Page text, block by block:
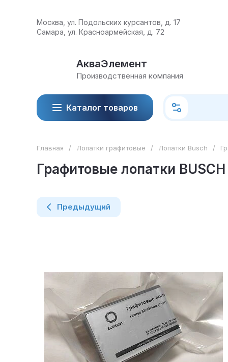
Москва, ул. Подольских курсантов, д. 17
Самара, ул. Красноармейская, д. 72
АкваЭлемент
Производственная компания
Каталог товаров
Главная / Лопатки графитовые / Лопатки Busch /
Графитовые лопатки
Предыдущий